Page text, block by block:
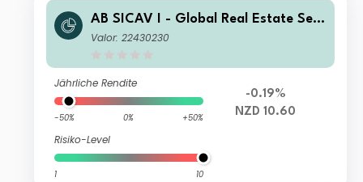
AB SICAV I - Global Real Estate Sec
urities Portfolio AD NZD H Inc
Valor: 22430230
Jährliche Rendite
-50% 0% +50%
Risiko-Level
1 10
-0.19%
NZD 10.60